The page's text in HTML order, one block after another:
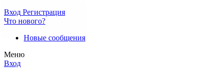
Вход Регистрация
Что нового?
Новые сообщения
Меню
Вход